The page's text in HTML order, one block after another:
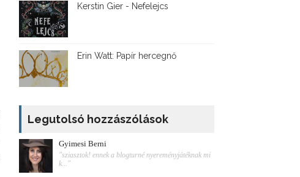
Kerstin Gier - Nefelejcs
Erin Watt: Papír hercegnő
Legutolsó hozzászólások
Gyimesi Berni
"sziasztok! ennek a blogturné nyereményjátéknak mi
k..."